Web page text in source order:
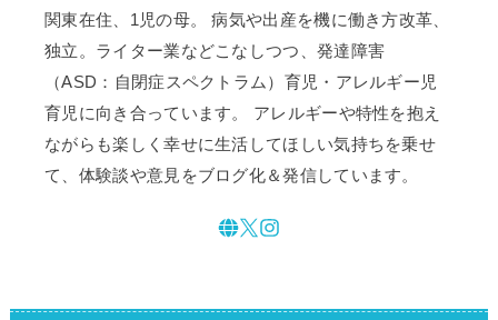
関東在住、1児の母。 病気や出産を機に働き方改革、
独立。ライター業などこなしつつ、発達障害
（ASD：自閉症スペクトラム）育児・アレルギー児
育児に向き合っています。 アレルギーや特性を抱え
ながらも楽しく幸せに生活してほしい気持ちを乗せ
て、体験談や意見をブログ化＆発信しています。